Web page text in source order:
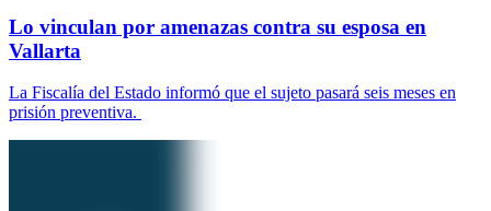
Lo vinculan por amenazas contra su esposa en
Vallarta
La Fiscalía del Estado informó que el sujeto pasará seis meses en
prisión preventiva.